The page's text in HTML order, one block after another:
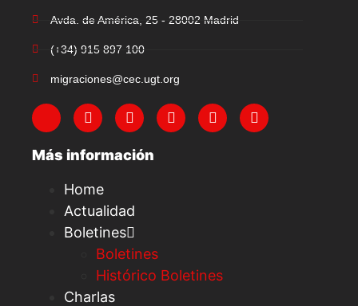
Avda. de América, 25 - 28002 Madrid
(+34) 915 897 100
migraciones@cec.ugt.org
Más información
Home
Actualidad
Boletines
Boletines
Histórico Boletines
Charlas